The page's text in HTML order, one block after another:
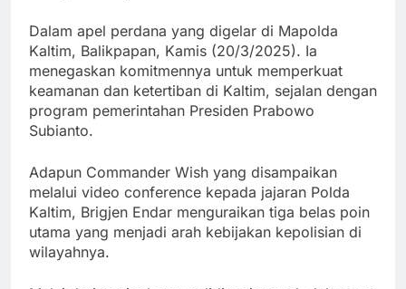
Dalam apel perdana yang digelar di Mapolda
Kaltim, Balikpapan, Kamis (20/3/2025). Ia
menegaskan komitmennya untuk memperkuat
keamanan dan ketertiban di Kaltim, sejalan dengan
program pemerintahan Presiden Prabowo
Subianto.
Adapun Commander Wish yang disampaikan
melalui video conference kepada jajaran Polda
Kaltim, Brigjen Endar menguraikan tiga belas poin
utama yang menjadi arah kebijakan kepolisian di
wilayahnya.